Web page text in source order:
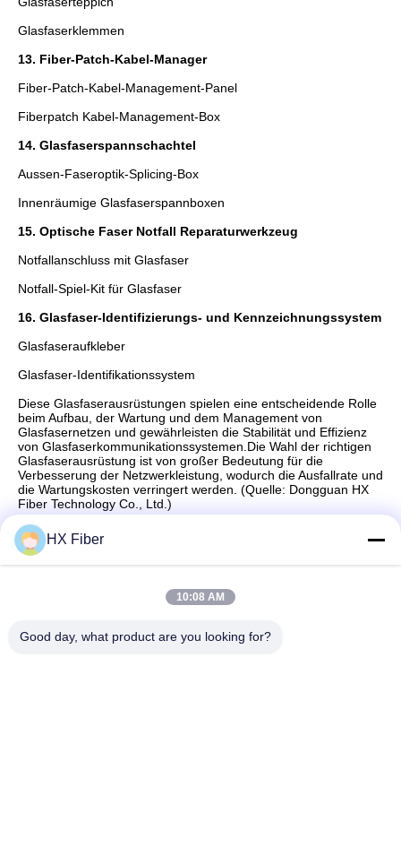
Glasfaserklemmen
13. Fiber-Patch-Kabel-Manager
Fiber-Patch-Kabel-Management-Panel
Fiberpatch Kabel-Management-Box
14. Glasfaserspannschachtel
Aussen-Faseroptik-Splicing-Box
Innenräumige Glasfaserspannboxen
15. Optische Faser Notfall Reparaturwerkzeug
Notfallanschluss mit Glasfaser
Notfall-Spiel-Kit für Glasfaser
16. Glasfaser-Identifizierungs- und Kennzeichnungssystem
Glasfaseraufkleber
Glasfaser-Identifikationssystem
Diese Glasfaserausrüstungen spielen eine entscheidende Rolle
beim Aufbau, der Wartung und dem Management von
Glasfasernetzen und gewährleisten die Stabilität und Effizienz
von Glasfaserkommunikationssystemen.Die Wahl der richtigen
Glasfaserausrüstung ist von großer Bedeutung für die
Verbesserung der Netzwerkleistung, wodurch die Ausfallrate und
die Wartungskosten verringert werden. (Quelle: Dongguan HX
Fiber Technology Co., Ltd.)
Schneller Kontakt
Adresse
HX Fiber
10:08 AM
Good day, what product are you looking for?